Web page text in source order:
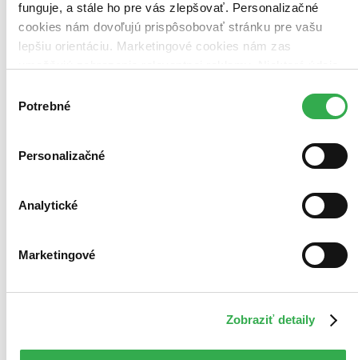
funguje, a stále ho pre vás zlepšovať. Personalizačné
cookies nám dovoľujú prispôsobovať stránku pre vašu
lepšiu orientáciu. Marketingové cookies nám zas
keby sme mohli používať všetky tieto cookies. Ďakujeme!
súhlasu
Potrebné
Personalizačné
Analytické
Marketingové
Zobraziť detaily
Zoradiť
Novinky
Najvyššia zľava